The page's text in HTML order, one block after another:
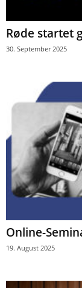
Røde startet
30. September 2025
Online-
19. August 2025